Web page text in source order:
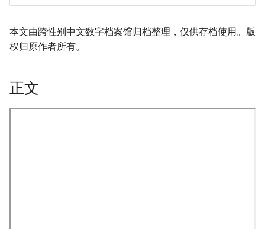
本文由跨性别中文数字档案馆归档整理，仅供存档使用。版
权归原作者所有。
正文